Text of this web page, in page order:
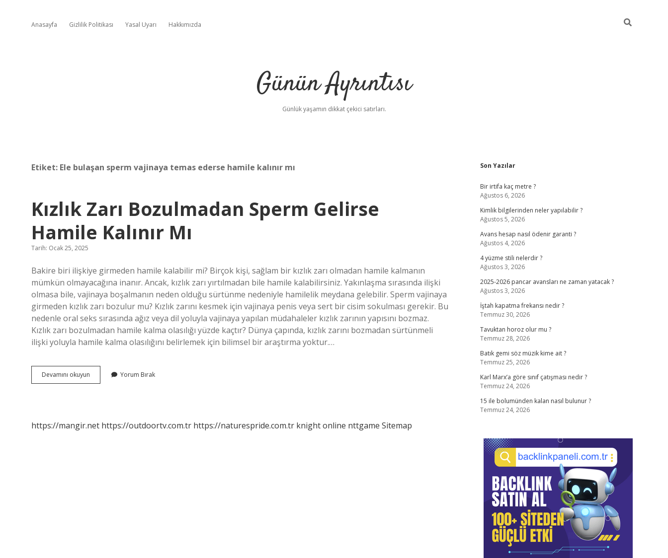
Anasayfa Gizlilik Politikası Yasal Uyarı Hakkımızda
Günün Ayrıntısı
Günlük yaşamın dikkat çekici satırları.
Etiket: Ele bulaşan sperm vajinaya temas ederse hamile kalınır mı
Kızlık Zarı Bozulmadan Sperm Gelirse
Hamile Kalınır Mı
Tarih: Ocak 25, 2025
Bakire biri ilişkiye girmeden hamile kalabilir mi? Birçok kişi, sağlam bir kızlık zarı olmadan hamile kalmanın
mümkün olmayacağına inanır. Ancak, kızlık zarı yırtılmadan bile hamile kalabilirsiniz. Yakınlaşma sırasında ilişki
olmasa bile, vajinaya boşalmanın neden olduğu sürtünme nedeniyle hamilelik meydana gelebilir. Sperm vajinaya
girmeden kızlık zarı bozulur mu? Kızlık zarını kesmek için vajinaya penis veya sert bir cisim sokulması gerekir. Bu
nedenle oral seks sırasında ağız veya dil yoluyla vajinaya yapılan müdahaleler kızlık zarının yapısını bozmaz.
Kızlık zarı bozulmadan hamile kalma olasılığı yüzde kaçtır? Dünya çapında, kızlık zarını bozmadan sürtünmeli
ilişki yoluyla hamile kalma olasılığını belirlemek için bilimsel bir araştırma yoktur.…
Devamını okuyun
Zarı
Kalınır
Yorum Bırak
https://mangir.net https://outdoortv.com.tr https://naturespride.com.tr knight online nttgame Sitemap
Sidebar
Son Yazılar
Bir irtifa kaç metre ?
Ağustos 6, 2026
Kimlik bilgilerinden neler yapılabilir ?
Ağustos 5, 2026
Avans hesap nasıl ödenir garanti ?
Ağustos 4, 2026
4 yüzme stili nelerdir ?
Ağustos 3, 2026
2025-2026 pancar avansları ne zaman yatacak ?
Ağustos 3, 2026
İştah kapatma frekansı nedir ?
Temmuz 30, 2026
Tavuktan horoz olur mu ?
Temmuz 28, 2026
Batık gemi söz müzik kime ait ?
Temmuz 25, 2026
Karl Marx’a göre sınıf çatışması nedir ?
Temmuz 24, 2026
15 ile bolumünden kalan nasıl bulunur ?
Temmuz 24, 2026